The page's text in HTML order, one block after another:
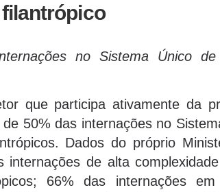
no Sistema Único
que participa ativamente da
50% das internações no
Dados do próprio
de alta
66% das internações